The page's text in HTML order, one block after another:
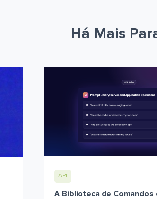
Há Mais
API
A Biblioteca de Comandos